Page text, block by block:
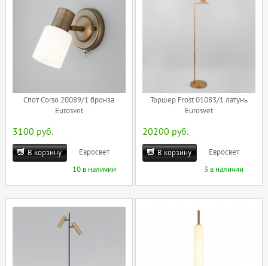
Спот Corso 20089/1 бронза
Eurosvet
3100 руб.
В корзину
Евросвет
10 в наличии
Торшер Frost 01083/1 латунь
Eurosvet
20200 руб.
В корзину
Евросвет
3 в наличии